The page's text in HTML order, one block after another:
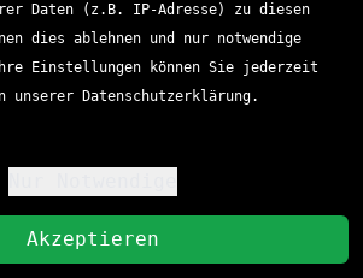
die Tintenpatrone richtig?
Patronen bei
(15-35°C) an einem
Ort. Vermeiden Sie
Ungeöffnete Patronen
haltbar.
neue Patrone nicht
Entfernen Sie alle
Daten (z.B. IP-Adresse) zu diesen
dies ablehnen und nur notwendige
Einstellungen können Sie jederzeit
unserer Datenschutzerklärung.
Akzeptieren